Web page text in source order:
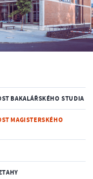
BAKALÁŘSKÉHO STUDIA
MAGISTERSKÉHO